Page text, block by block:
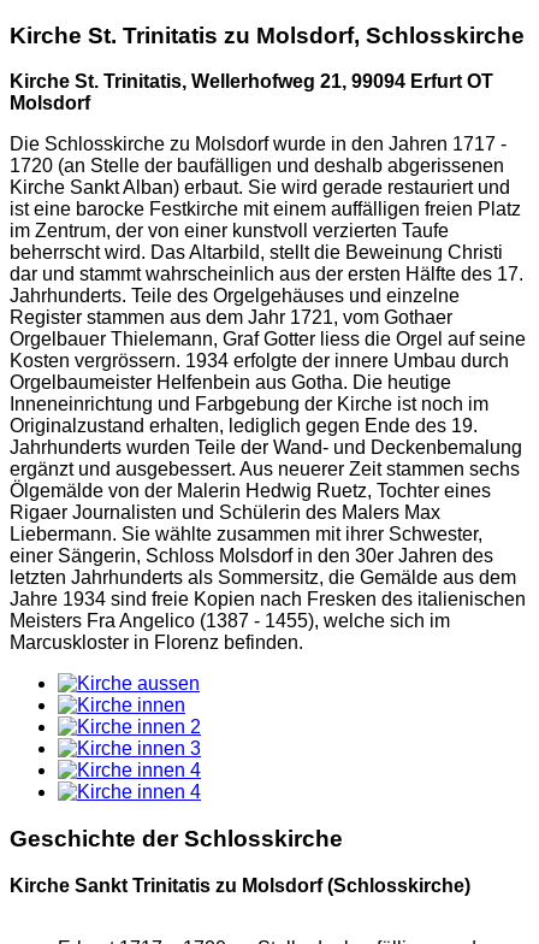
Kirche St. Trinitatis zu Molsdorf, Schlosskirche
Kirche St. Trinitatis, Wellerhofweg 21, 99094 Erfurt OT
Molsdorf
Die Schlosskirche zu Molsdorf wurde in den Jahren 1717 -
1720 (an Stelle der baufälligen und deshalb abgerissenen
Kirche Sankt Alban) erbaut. Sie wird gerade restauriert und
ist eine barocke Festkirche mit einem auffälligen freien Platz
im Zentrum, der von einer kunstvoll verzierten Taufe
beherrscht wird. Das Altarbild, stellt die Beweinung Christi
dar und stammt wahrscheinlich aus der ersten Hälfte des 17.
Jahrhunderts. Teile des Orgelgehäuses und einzelne
Register stammen aus dem Jahr 1721, vom Gothaer
Orgelbauer Thielemann, Graf Gotter liess die Orgel auf seine
Kosten vergrössern. 1934 erfolgte der innere Umbau durch
Orgelbaumeister Helfenbein aus Gotha. Die heutige
Inneneinrichtung und Farbgebung der Kirche ist noch im
Originalzustand erhalten, lediglich gegen Ende des 19.
Jahrhunderts wurden Teile der Wand- und Deckenbemalung
ergänzt und ausgebessert. Aus neuerer Zeit stammen sechs
Ölgemälde von der Malerin Hedwig Ruetz, Tochter eines
Rigaer Journalisten und Schülerin des Malers Max
Liebermann. Sie wählte zusammen mit ihrer Schwester,
einer Sängerin, Schloss Molsdorf in den 30er Jahren des
letzten Jahrhunderts als Sommersitz, die Gemälde aus dem
Jahre 1934 sind freie Kopien nach Fresken des italienischen
Meisters Fra Angelico (1387 - 1455), welche sich im
Marcuskloster in Florenz befinden.
Geschichte der Schlosskirche
Kirche Sankt Trinitatis zu Molsdorf (Schlosskirche)